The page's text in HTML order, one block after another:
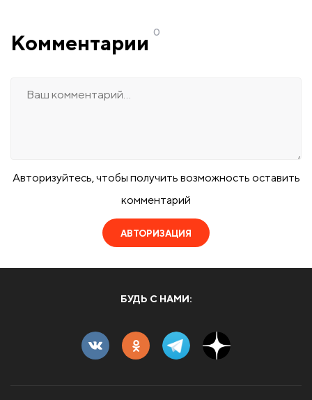
Комментарии 0
Авторизуйтесь, чтобы получить возможность оставить
комментарий
АВТОРИЗАЦИЯ
БУДЬ С НАМИ: